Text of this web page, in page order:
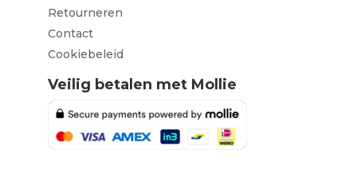
Retourneren
Contact
Cookiebeleid
Veilig betalen met Mollie